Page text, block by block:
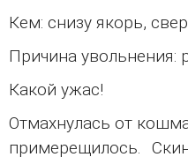
Кем: снизу якорь,
Причина увольнения:
Какой ужас!
Отмахнулась от
примерещилось.